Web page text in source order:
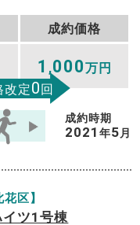
成約価格
1 ,000万円
改定0回
成約時期
2021 年5 月
区】
ツ1号棟